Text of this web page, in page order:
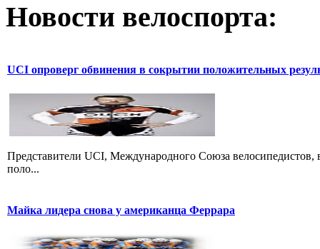
Новости велоспорта:
UCI опроверг обвинения в сокрытии положительных
Представители UCI, Международного Союза
поло...
Майка лидера снова у американца Феррара